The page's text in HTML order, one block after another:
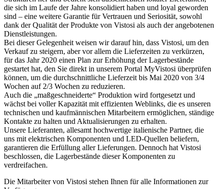
die sich im Laufe der Jahre konsolidiert haben und loyal geworden
sind – eine weitere Garantie für Vertrauen und Seriosität, sowohl
dank der Qualität der Produkte von Vistosi als auch der angebotenen
Dienstleistungen.
Bei dieser Gelegenheit weisen wir darauf hin, dass Vistosi, um den
Verkauf zu steigern, aber vor allem die Lieferzeiten zu verkürzen,
für das Jahr 2020 einen Plan zur Erhöhung der Lagerbestände
gestartet hat, den Sie direkt in unserem Portal MyVistosi überprüfen
können, um die durchschnittliche Lieferzeit bis Mai 2020 von 3/4
Wochen auf 2/3 Wochen zu reduzieren.
Auch die „maßgeschneiderte“ Produktion wird fortgesetzt und
wächst bei voller Kapazität mit effizienten Weblinks, die es unseren
technischen und kaufmännischen Mitarbeitern ermöglichen, ständige
Kontakte zu halten und Aktualisierungen zu erhalten.
Unsere Lieferanten, allesamt hochwertige italienische Partner, die
uns mit elektrischen Komponenten und LED-Quellen beliefern,
garantieren die Erfüllung aller Lieferungen. Dennoch hat Vistosi
beschlossen, die Lagerbestände dieser Komponenten zu
verdreifachen.
Die Mitarbeiter von Vistosi stehen Ihnen für alle Informationen zur